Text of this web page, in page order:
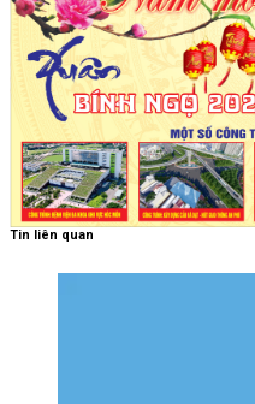
Tin liên quan